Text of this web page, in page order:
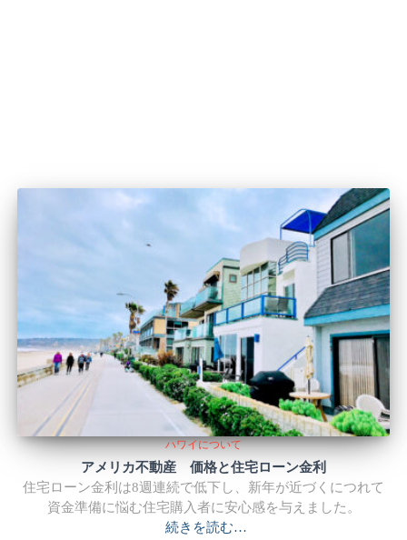
ハワイについて
アメリカ不動産 価格と住宅ローン金利
住宅ローン金利は8週連続で低下し、新年が近づくにつれて
資金準備に悩む住宅購入者に安心感を与えました。
続きを読む…